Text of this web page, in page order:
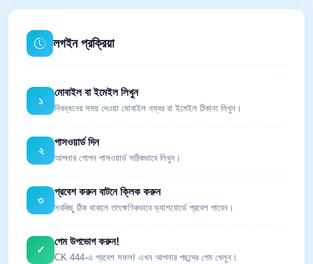
লগইন প্রক্রিয়া
১
মোবাইল বা ইমেইল লিখুন
নিবন্ধনের সময় দেওয়া মোবাইল নম্বর বা ইমেইল ঠিকানা লিখুন।
২
পাসওয়ার্ড দিন
আপনার গোপন পাসওয়ার্ড সঠিকভাবে লিখুন।
৩
প্রবেশ করুন বাটনে ক্লিক করুন
সবকিছু ঠিক থাকলে তাৎক্ষণিকভাবে ড্যাশবোর্ডে প্রবেশ পাবেন।
✓
গেম উপভোগ করুন!
CK 444-এ প্রবেশ সফল! এখন আপনার পছন্দের গেম খেলুন।